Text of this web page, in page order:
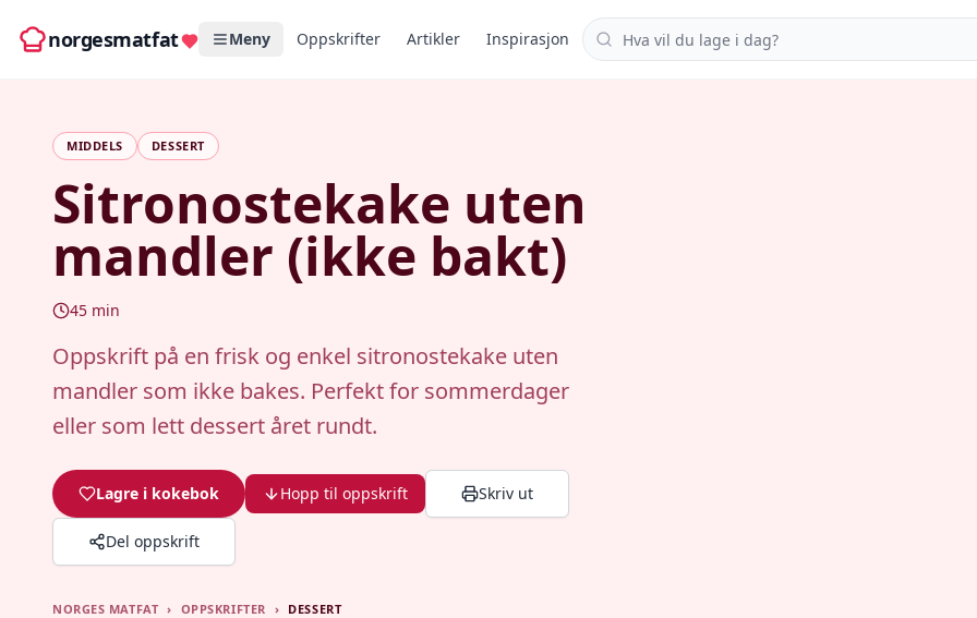
norgesmatfat Meny Oppskrifter Artikler Inspirasjon Søk i oppskrifter
MIDDELS DESSERT
Sitronostekake uten
mandler (ikke bakt)
45 min
Oppskrift på en frisk og enkel sitronostekake uten
mandler som ikke bakes. Perfekt for sommerdager
eller som lett dessert året rundt.
Lagre i kokebok Hopp til oppskrift Skriv ut
Del oppskrift
NORGES MATFAT › OPPSKRIFTER › DESSERT